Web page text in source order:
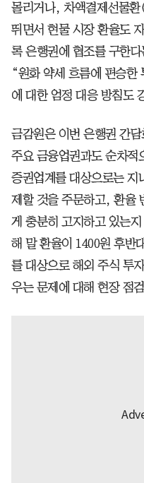
몰리거나, 차액결제선물환
뛰면서 현물 시장 환율도
록 은행권에 협조를 구한
“원화 약세 흐름에 편승한
에 대한 엄정 대응 방침도
금감원은 이번 은행권 간
주요 금융업권과도 순차적
증권업계를 대상으로는 지
제할 것을 주문하고, 환율
게 충분히 고지하고 있는
해 말 환율이 1400원 후반
를 대상으로 해외 주식 투
우는 문제에 대해 현장 점